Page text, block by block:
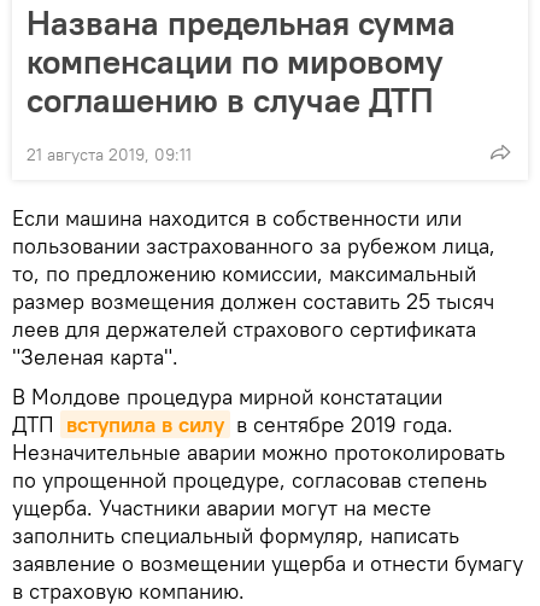
Названа предельная сумма
компенсации по мировому
соглашению в случае ДТП
21 августа 2019, 09:11
Если машина находится в собственности или
пользовании застрахованного за рубежом лица,
то, по предложению комиссии, максимальный
размер возмещения должен составить 25 тысяч
леев для держателей страхового сертификата
"Зеленая карта".
В Молдове процедура мирной констатации
ДТП вступила в силу в сентябре 2019 года.
Незначительные аварии можно протоколировать
по упрощенной процедуре, согласовав степень
ущерба. Участники аварии могут на месте
заполнить специальный формуляр, написать
заявление о возмещении ущерба и отнести бумагу
в страховую компанию.